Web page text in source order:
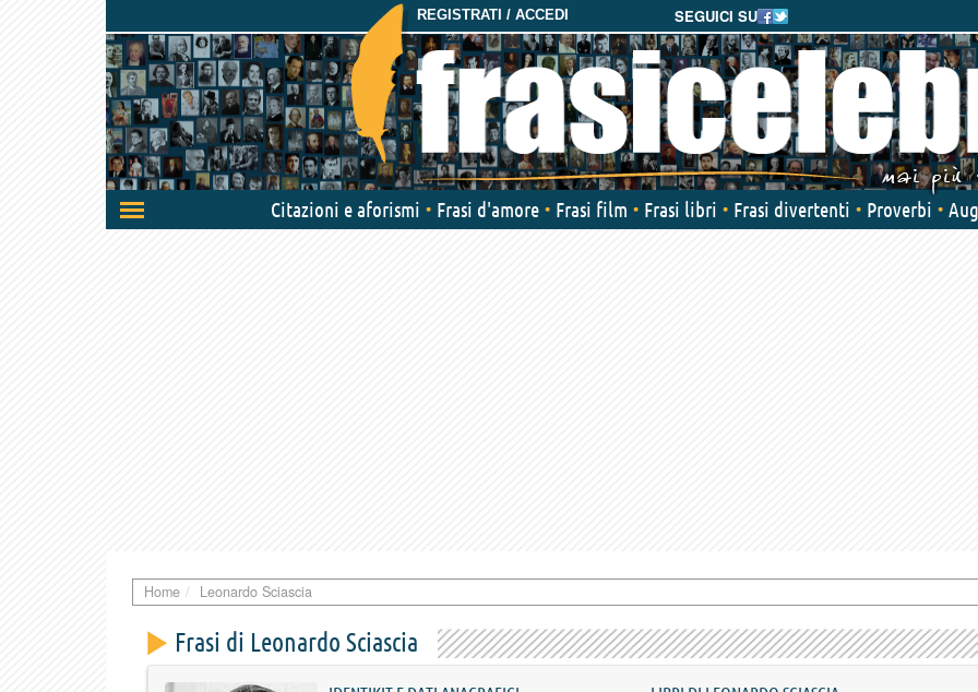
SEGUICI SU
REGISTRATI / ACCEDI
Attiva/disattiva
navigazione
Citazioni e aforismi Frasi d'amore Frasi film Frasi libri Frasi divertenti Proverbi
Home Leonardo Sciascia
Frasi di Leonardo Sciascia